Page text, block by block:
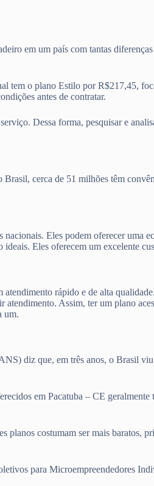
em um país com tantas
tem o plano Estilo por R$217,45,
antes de contratar.
Dessa forma, pesquisar e
cerca de 51 milhões têm
Eles podem oferecer uma
Eles oferecem um excelente
rápido e de alta
Assim, ter um plano
um.
diz que, em três anos, o Brasil
em Pacatuba – CE
costumam ser mais baratos,
para Microempreendedores